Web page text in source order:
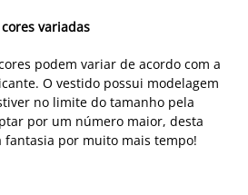
variadas
podem variar de acordo com a
O vestido possui modelagem
no limite do tamanho pela
por um número maior, desta
por muito mais tempo!